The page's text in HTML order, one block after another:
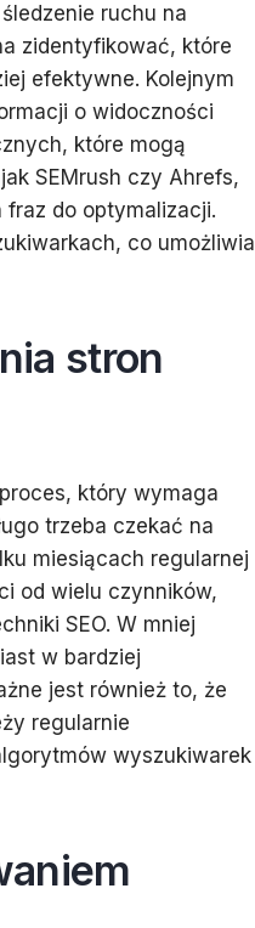
ruchu na
zidentyfikować, które
efektywne. Kolejnym
o widoczności
które mogą
SEMrush czy Ahrefs,
do optymalizacji.
co umożliwia
stron
który wymaga
trzeba czekać na
miesiącach regularnej
od wielu czynników,
SEO. W mniej
w bardziej
jest również to, że
regularnie
wyszukiwarek